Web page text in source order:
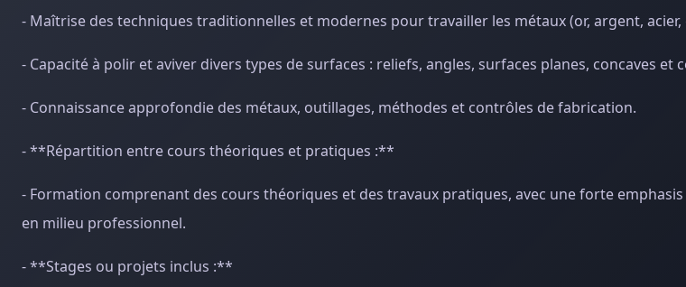
- Maîtrise des techniques traditionnelles et modernes pour travailler les métaux (or, argent, acier,
- Capacité à polir et aviver divers types de surfaces : reliefs, angles, surfaces planes, concaves et
- Connaissance approfondie des métaux, outillages, méthodes et contrôles de fabrication.
- **Répartition entre cours théoriques et pratiques :**
- Formation comprenant des cours théoriques et des travaux pratiques, avec une forte
en milieu professionnel.
- **Stages ou projets inclus :**